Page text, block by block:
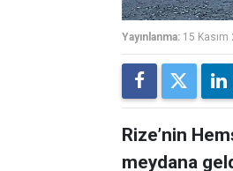
Yayınlanma: 15
Rize’nin
meydana